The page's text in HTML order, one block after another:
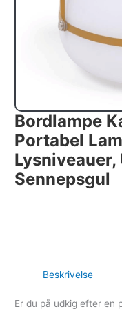
Bordlampe
Portabel
Sennepsgul
Beskrivelse
Er du på udkig efter en